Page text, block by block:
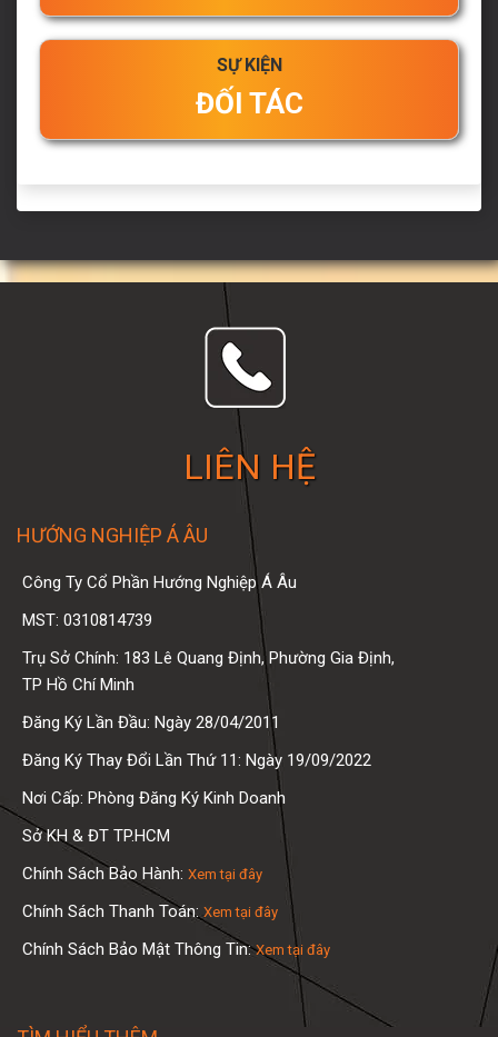
SỰ KIỆN
ĐỐI TÁC
LIÊN HỆ
HƯỚNG NGHIỆP Á ÂU
Công Ty Cổ Phần Hướng Nghiệp Á Âu
MST: 0310814739
Trụ Sở Chính: 183 Lê Quang Định, Phường Gia Định,
TP Hồ Chí Minh
Đăng Ký Lần Đầu: Ngày 28/04/2011
Đăng Ký Thay Đổi Lần Thứ 11: Ngày 19/09/2022
Nơi Cấp: Phòng Đăng Ký Kinh Doanh
Sở KH & ĐT TP.HCM
Chính Sách Bảo Hành: Xem tại đây
Chính Sách Thanh Toán: Xem tại đây
Chính Sách Bảo Mật Thông Tin:Xem tại đây